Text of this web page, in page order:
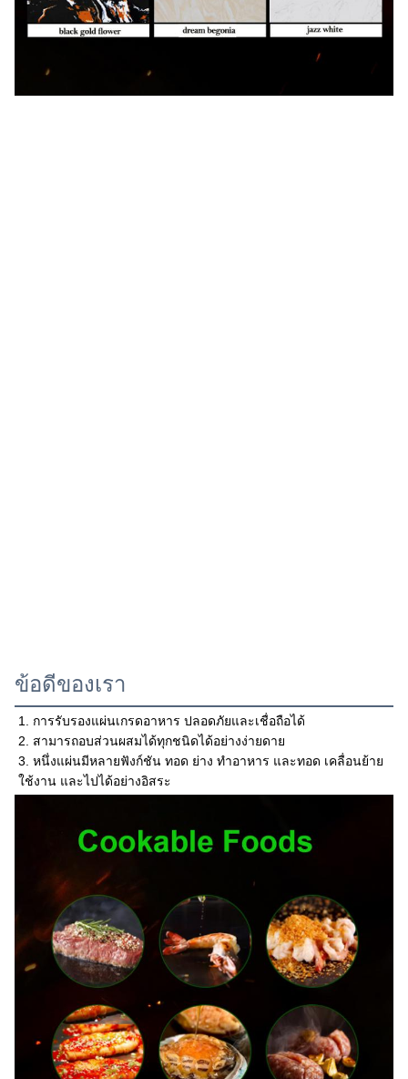
ข้อดีของเรา
1. การรับรองแผ่นเกรดอาหาร ปลอดภัยและเชื่อถือได้
2. สามารถอบส่วนผสมได้ทุกชนิดได้อย่างง่ายดาย
3. หนึ่งแผ่นมีหลายฟังก์ชัน ทอด ย่าง ทำอาหาร และทอด เคลื่อนย้าย
ใช้งาน และไปได้อย่างอิสระ